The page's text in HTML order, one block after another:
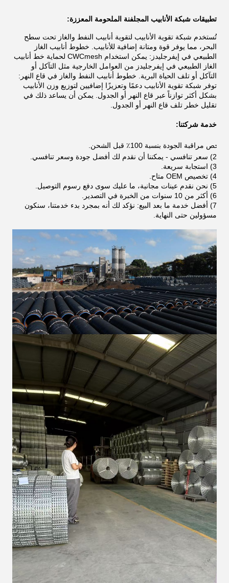
تطبيقات شبكة الأنابيب المجلفنة الملحومة المعززة:
تُستخدم شبكة تقوية الأنابيب لتقوية أنابيب النفط والغاز تحت سطح
البحر، مما يوفر قوة ومتانة إضافية للأنابيب. خطوط أنابيب الغاز
الطبيعي في إيفرجليدز: يمكن استخدام CWCmesh لحماية خط أنابيب
الغاز الطبيعي في إيفرجليدز من العوامل الخارجية مثل التآكل أو
التآكل أو تلف الحياة البرية. خطوط أنابيب النفط والغاز في قاع النهر:
توفر شبكة تقوية الأنابيب دعمًا وتعزيزًا إضافيين لتوزيع وزن الأنابيب
بشكل أكثر توازناً عبر قاع النهر أو الجدول. يمكن أن يساعد ذلك في
تقليل خطر تلف قاع النهر أو الجدول.
خدمة شركتنا:
فحص مراقبة الجودة بنسبة 100٪ قبل الشحن.
2)
سعر تنافسي - يمكننا أن نقدم لك أفضل جودة وسعر تنافسي.
3)
استجابة سريعة.
4) تخصيص OEM متاح.
5)
نحن نقدم عينات مجانية، ما عليك سوى دفع رسوم التوصيل.
6)
أكثر من 10 سنوات من الخبرة في التصدير.
7)
أفضل خدمة ما بعد البيع: نؤكد لك أنه بمجرد بدء خدمتنا، سنكون
مسؤولين حتى النهاية.